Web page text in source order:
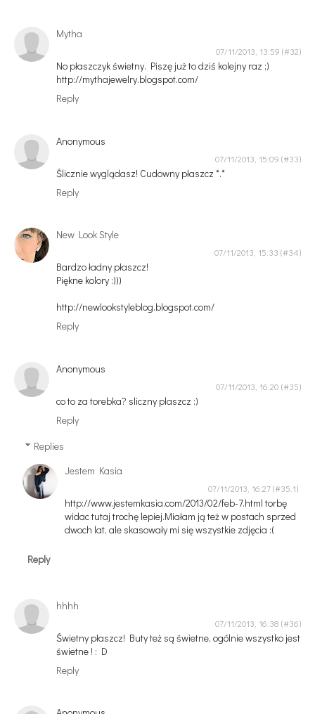
Mytha
07/11/2013, 13:59
No płaszczyk świetny. Piszę już to dziś kolejny raz ;)
http://mythajewelry.blogspot.com/
Reply
Anonymous
07/11/2013, 15:09
Ślicznie wyglądasz! Cudowny płaszcz *.*
Reply
New Look Style
07/11/2013, 15:33
Bardzo ładny płaszcz!
Piękne kolory :)))
http://newlookstyleblog.blogspot.com/
Reply
Anonymous
07/11/2013, 16:20
co to za torebka? sliczny plaszcz :)
Reply
Replies
Jestem Kasia
07/11/2013, 16:27
http://www.jestemkasia.com/2013/02/feb-7.html torbę
widac tutaj trochę lepiej.Miałam ją też w postach sprzed
dwoch lat, ale skasowały mi się wszystkie zdjęcia :(
Reply
hhhh
07/11/2013, 16:38
Świetny płaszcz! Buty też są świetne, ogólnie wszystko jest
świetne ! : D
Reply